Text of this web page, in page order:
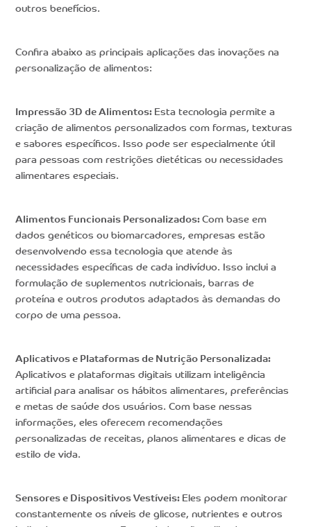
outros benefícios.
Confira abaixo as principais aplicações das inovações na
personalização de alimentos:
Impressão 3D de Alimentos: Esta tecnologia permite a
criação de alimentos personalizados com formas, texturas
e sabores específicos. Isso pode ser especialmente útil
para pessoas com restrições dietéticas ou necessidades
alimentares especiais.
Alimentos Funcionais Personalizados: Com base em
dados genéticos ou biomarcadores, empresas estão
desenvolvendo essa tecnologia que atende às
necessidades específicas de cada indivíduo. Isso inclui a
formulação de suplementos nutricionais, barras de
proteína e outros produtos adaptados às demandas do
corpo de uma pessoa.
Aplicativos e Plataformas de Nutrição Personalizada:
Aplicativos e plataformas digitais utilizam inteligência
artificial para analisar os hábitos alimentares, preferências
e metas de saúde dos usuários. Com base nessas
informações, eles oferecem recomendações
personalizadas de receitas, planos alimentares e dicas de
estilo de vida.
Sensores e Dispositivos Vestíveis: Eles podem monitorar
constantemente os níveis de glicose, nutrientes e outros